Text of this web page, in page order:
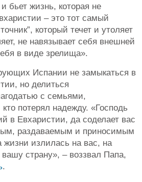
бьет жизнь, которая не
– это тот самый
который течет и утоляет
не навязывает себя внешней
в виде зрелища».
Испании не замыкаться в
но делиться
с семьями,
потерял надежду. «Господь
в Евхаристии, да соделает вас
раздаваемым и приносимым
жизни излилась на вас, на
страну», – воззвал Папа,
.